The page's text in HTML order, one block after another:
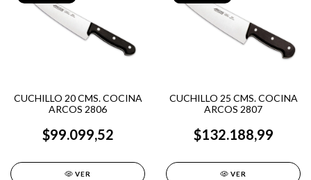
CUCHILLO 20 CMS. COCINA
ARCOS 2806
$99.099,52
VER
CUCHILLO 25 CMS. COCINA
ARCOS 2807
$132.188,99
VER